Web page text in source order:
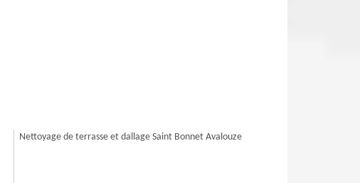
Nettoyage de terrasse et dallage Saint Bonnet Avalouze